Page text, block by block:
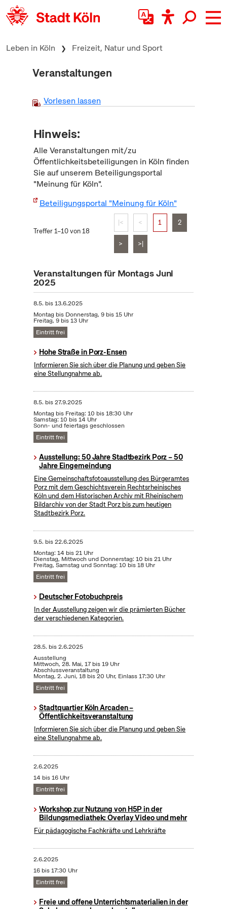
zum Inhalt springen
Leben in Köln Freizeit, Natur und Sport
Veranstaltungen
Vorlesen lassen
Hinweis:
Alle Veranstaltungen mit/zu
Öffentlichkeitsbeteiligungen in Köln finden
Sie auf unserem Beteiligungsportal
"Meinung für Köln".
Beteiligungsportal "Meinung für Köln"
Treffer 1–10 von 18
|< < 1 2
> >|
Veranstaltungen für Montags Juni
2025
8.5. bis13.6.2025
Montag bis Donnerstag, 9 bis 15 Uhr
Freitag, 9 bis 13 Uhr
Eintritt frei
Hohe Straße in Porz-Ensen
Informieren Sie sich über die Planung und geben Sie
eine Stellungnahme ab.
8.5. bis27.9.2025
Montag bis Freitag: 10 bis 18:30 Uhr
Samstag: 10 bis 14 Uhr
Sonn- und feiertags geschlossen
Eintritt frei
Ausstellung: 50 Jahre Stadtbezirk Porz – 50
Jahre Eingemeindung
Eine Gemeinschaftsfotoausstellung des Bürgeramtes
Porz mit dem Geschichtsverein Rechtsrheinisches
Köln und dem Historischen Archiv mit Rheinischem
Bildarchiv von der Stadt Porz bis zum heutigen
Stadtbezirk Porz.
9.5. bis22.6.2025
Montag: 14 bis 21 Uhr
Dienstag, Mittwoch und Donnerstag: 10 bis 21 Uhr
Freitag, Samstag und Sonntag: 10 bis 18 Uhr
Eintritt frei
Deutscher Fotobuchpreis
In der Ausstellung zeigen wir die prämierten Bücher
der verschiedenen Kategorien.
28.5. bis2.6.2025
Ausstellung
Mittwoch, 28. Mai, 17 bis 19 Uhr
Abschlussveranstaltung
Montag, 2. Juni, 18 bis 20 Uhr, Einlass 17:30 Uhr
Eintritt frei
Stadtquartier Köln Arcaden –
Öffentlichkeitsveranstaltung
Informieren Sie sich über die Planung und geben Sie
eine Stellungnahme ab.
2.6.2025
14 bis 16 Uhr
Eintritt frei
Workshop zur Nutzung von H5P in der
Bildungsmediathek: Overlay Video und mehr
Für pädagogische Fachkräfte und Lehrkräfte
2.6.2025
16 bis 17:30 Uhr
Eintritt frei
Freie und offene Unterrichtsmaterialien in der